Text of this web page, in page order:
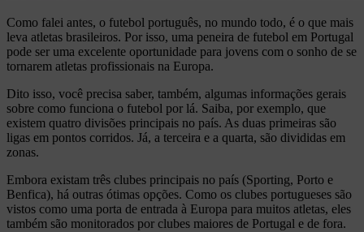
Como falei antes, o futebol português, no mundo todo, é o que mais
leva atletas brasileiros. Por isso, uma peneira de futebol em Portugal
pode ser uma excelente oportunidade para jovens com o sonho de se
tornarem atletas profissionais na Europa.
Dito isso, você precisa saber, também, algumas informações gerais
sobre como funciona o futebol por lá. Saiba, por exemplo, que
existem quatro divisões principais no país. As duas primeiras são
ligas em pontos corridos. Já, a terceira e a quarta, são divididas em
zonas.
Embora existam três clubes principais no país (Sporting, Porto e
Benfica), há outras ótimas opções. Como os clubes portugueses são
vistos como uma porta de entrada à Europa para muitos atletas, eles
também são monitorados por clubes maiores de Portugal e de fora.